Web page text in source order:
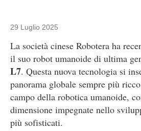
29 Luglio 2025
La società cinese Robotera ha
il suo robot umanoide di ultima
L7. Questa nuova tecnologia si
panorama globale sempre più
campo della robotica umanoide,
dimensione impegnate nello
più sofisticati.